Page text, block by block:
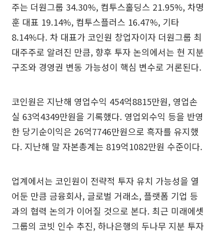
주는 더원그룹 34.30%, 컴투스홀딩스 21.95%, 차명
훈 대표 19.14%, 컴투스플러스 16.47%, 기타
8.14%다. 차 대표가 코인원 창업자이자 더원그룹 최
대주주로 알려진 만큼, 향후 투자 논의에서는 현 지분
구조와 경영권 변동 가능성이 핵심 변수로 거론된다.
코인원은 지난해 영업수익 454억8815만원, 영업손
실 63억4349만원을 기록했다. 영업외수익 등을 반영
한 당기순이익은 26억7746만원으로 흑자를 유지했
다. 지난해 말 자본총계는 819억1082만원 수준이다.
업계에서는 코인원이 전략적 투자 유치 가능성을 열
어둔 만큼 금융회사, 글로벌 거래소, 플랫폼 기업 등
과의 협력 논의가 이어질 것으로 본다. 최근 미래에셋
그룹의 코빗 인수 추진, 하나은행의 두나무 지분 투자